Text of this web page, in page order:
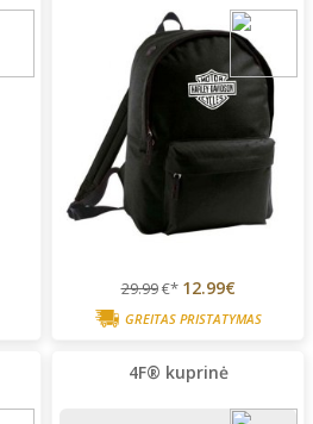
29.99€* 12.99€
GREITAS PRISTATYMAS
4F® kuprinė